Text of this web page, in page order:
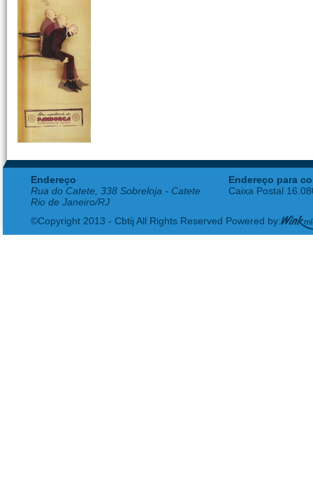
Endereço
Rua do Catete, 338 Sobreloja - Catete
Rio de Janeiro/RJ
Endereço para
Caixa Postal
©Copyright 2013 - Cbtij All Rights Reserved Powered by: